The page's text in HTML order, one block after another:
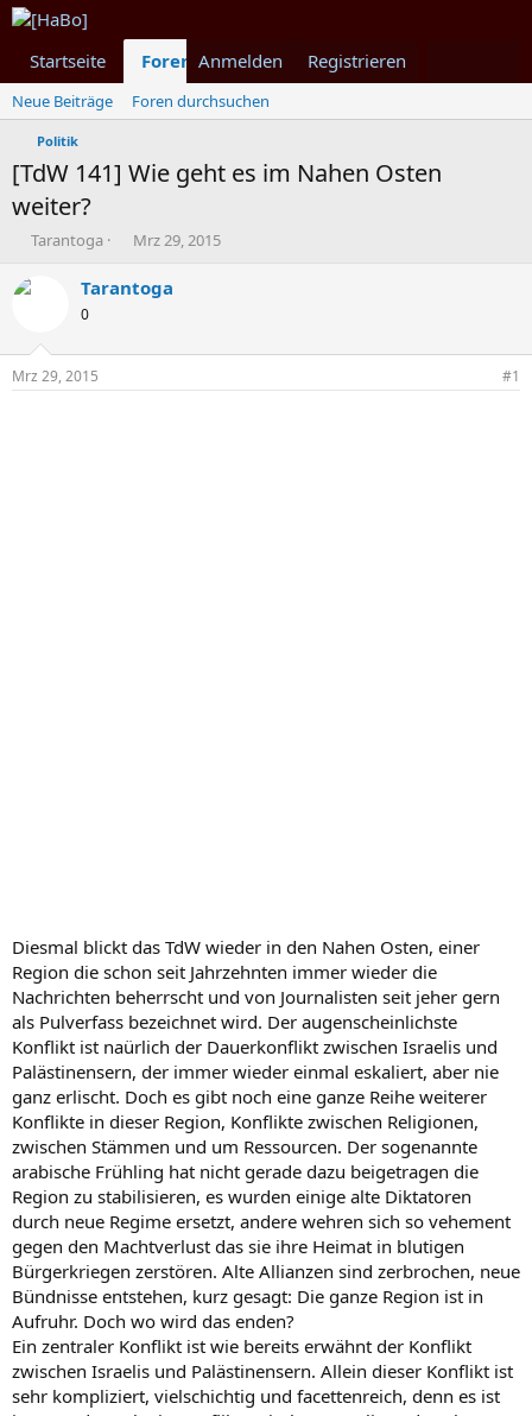
Startseite Foren Was ist neu Mitglieder
Anmelden Registrieren
Neue Beiträge Foren durchsuchen
Politik
[TdW 141] Wie geht es im Nahen Osten
weiter?
T
e
n
t
Tarantoga
B
g
a
Mrz 29, 2015
Tarantoga
0
Mrz 29, 2015 #1
Diesmal blickt das TdW wieder in den Nahen Osten, einer
Region die schon seit Jahrzehnten immer wieder die
Nachrichten beherrscht und von Journalisten seit jeher gern
als Pulverfass bezeichnet wird. Der augenscheinlichste
Konflikt ist naürlich der Dauerkonflikt zwischen Israelis und
Palästinensern, der immer wieder einmal eskaliert, aber nie
ganz erlischt. Doch es gibt noch eine ganze Reihe weiterer
Konflikte in dieser Region, Konflikte zwischen Religionen,
zwischen Stämmen und um Ressourcen. Der sogenannte
arabische Frühling hat nicht gerade dazu beigetragen die
Region zu stabilisieren, es wurden einige alte Diktatoren
durch neue Regime ersetzt, andere wehren sich so vehement
gegen den Machtverlust das sie ihre Heimat in blutigen
Bürgerkriegen zerstören. Alte Allianzen sind zerbrochen, neue
Bündnisse entstehen, kurz gesagt: Die ganze Region ist in
Aufruhr. Doch wo wird das enden?
Ein zentraler Konflikt ist wie bereits erwähnt der Konflikt
zwischen Israelis und Palästinensern. Allein dieser Konflikt ist
sehr kompliziert, vielschichtig und facettenreich, denn es ist